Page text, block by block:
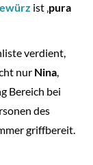
ist ‚pura
verdient,
nur Nina,
Bereich bei
des
griffbereit.